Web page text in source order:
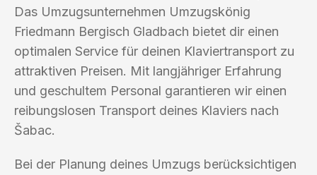
Das Umzugsunternehmen Umzugskönig
Friedmann Bergisch Gladbach bietet dir einen
optimalen Service für deinen Klaviertransport zu
attraktiven Preisen. Mit langjähriger Erfahrung
und geschultem Personal garantieren wir einen
reibungslosen Transport deines Klaviers nach
Šabac.
Bei der Planung deines Umzugs berücksichtigen